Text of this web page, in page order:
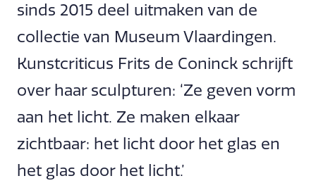
sinds 2015 deel uitmaken van de
collectie van Museum Vlaardingen.
Kunstcriticus Frits de Coninck schrijft
over haar sculpturen: ‘Ze geven vorm
aan het licht. Ze maken elkaar
zichtbaar: het licht door het glas en
het glas door het licht.’